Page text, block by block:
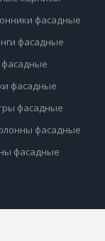
фасадные
фасадные
фасадные
фасадные
фасадные
фасадные